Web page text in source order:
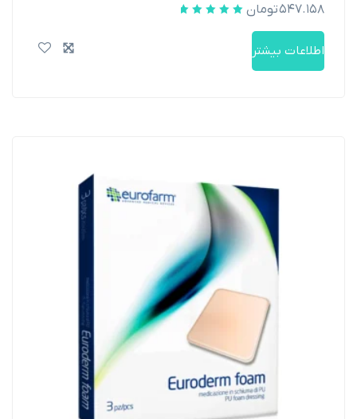
۵۴۷.۱۵۸تومان
اطلاعات بیشتر